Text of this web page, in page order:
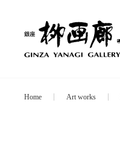
Home Art works